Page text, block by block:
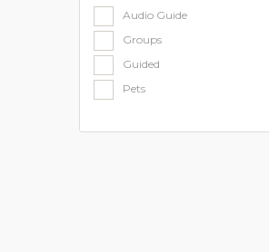
Audio Guide
Groups
Guided
Pets